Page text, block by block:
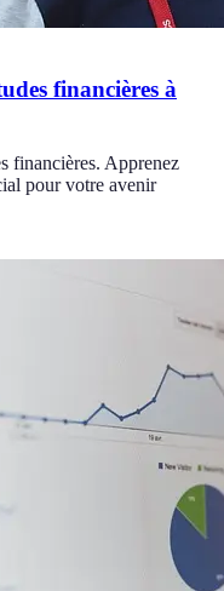
financières à
financières. Apprenez
pour votre avenir